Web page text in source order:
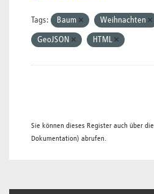
Tags: Baum Weihnachten
GeoJSON HTML
Sie können dieses Register auch über die
Dokumentation) abrufen.